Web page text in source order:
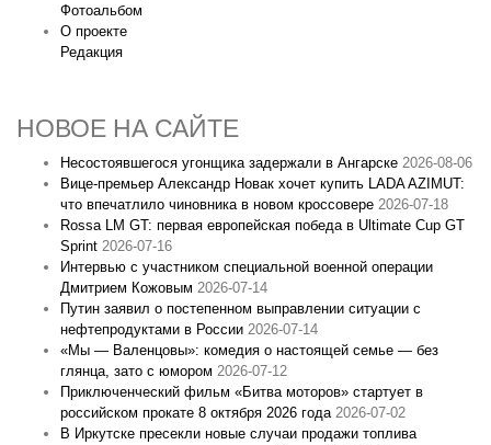
Фотоальбом
О проекте
Редакция
НОВОЕ НА САЙТЕ
Несостоявшегося угонщика задержали в Ангарске 2026-08-06
Вице‑премьер Александр Новак хочет купить LADA AZIMUT:
что впечатлило чиновника в новом кроссовере 2026-07-18
Rossa LM GT: первая европейская победа в Ultimate Cup GT
Sprint 2026-07-16
Интервью с участником специальной военной операции
Дмитрием Кожовым 2026-07-14
Путин заявил о постепенном выправлении ситуации с
нефтепродуктами в России 2026-07-14
«Мы — Валенцовы»: комедия о настоящей семье — без
глянца, зато с юмором 2026-07-12
Приключенческий фильм «Битва моторов» стартует в
российском прокате 8 октября 2026 года 2026-07-02
В Иркутске пресекли новые случаи продажи топлива